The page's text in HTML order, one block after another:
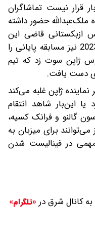
قرار نیست تماشاگران
ملک‌عبدالله حضور داشته
ازبکستانی قاضی این
دیدار خواهد بود. او در فصل 2024-2023 نیز مسابقه پایانی را
ژاپن سوت زد که تیم
ژاپن غلبه می‌کند
این‌بار شاهد انتقام
گالنو و فرانک کسیه،
می‌توانند برای میزبان به
نقش مهمی در فینالیست شدن
به کانال شرق در «تلگرام»